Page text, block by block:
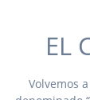
EL
Volvemos